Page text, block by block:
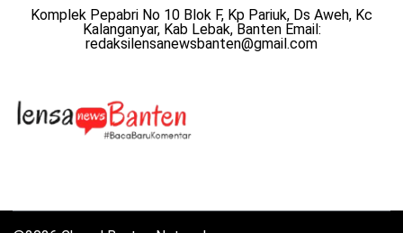
Komplek Pepabri No 10 Blok F, Kp Pariuk, Ds Aweh, Kc
Kalanganyar, Kab Lebak, Banten Email:
redaksilensanewsbanten@gmail.com